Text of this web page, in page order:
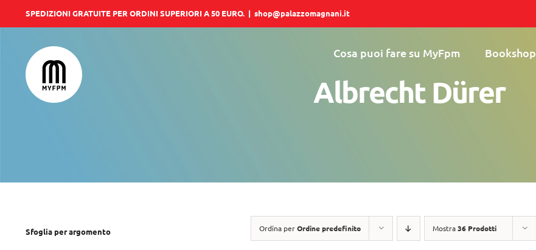
al
contenuto
SPEDIZIONI GRATUITE PER ORDINI SUPERIORI A 50 EURO. | shop@palazzomagnani.it
Cosa puoi fare su MyFpm Bookshop
Albrecht Dürer
Ordina perOrdine predefinito Mostra36 Prodotti
Sfoglia per argomento